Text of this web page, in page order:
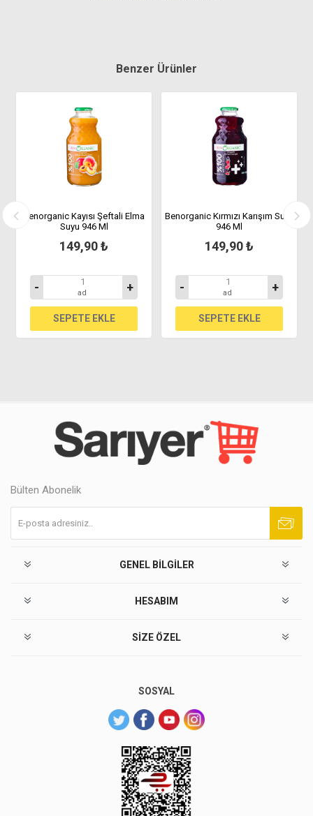
Benzer Ürünler
Benorganic Kayısı Şeftali Elma
Suyu 946 Ml
149,90 ₺
- ad +
Benorganic Kırmızı Karışım Suyu
946 Ml
149,90 ₺
- ad +
Bülten Abonelik
GENEL BILGILER
HESABIM
SIZE ÖZEL
SOSYAL